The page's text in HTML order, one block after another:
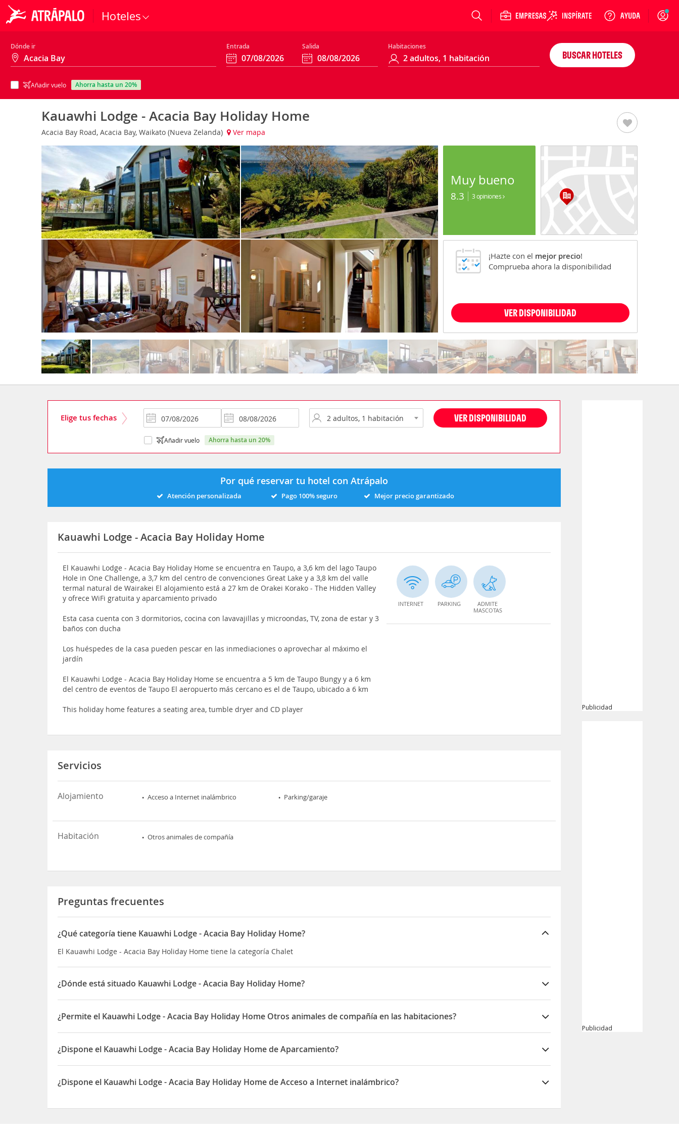
Hoteles Login
Dónde ir Entrada Salida Habitaciones
Añadir vuelo ahorra hasta un 20%
BUSCAR HOTELES
Kauawhi Lodge - Acacia Bay Holiday Home
Acacia Bay Road, Acacia Bay, Waikato (Nueva Zelanda) Ver mapa
Muy bueno
8.3 3 opiniones
¡Hazte con el mejor precio!
Comprueba ahora la disponibilidad
VER DISPONIBILIDAD
Elige tus fechas VER DISPONIBILIDAD
Añadir vuelo ahorra hasta un 20%
Por qué reservar tu hotel con Atrápalo
Atención personalizada Pago 100% seguro Mejor precio garantizado
Kauawhi Lodge - Acacia Bay Holiday Home
El Kauawhi Lodge - Acacia Bay Holiday Home se encuentra en Taupo, a 3,6 km del lago Taupo
Hole in One Challenge, a 3,7 km del centro de convenciones Great Lake y a 3,8 km del valle
termal natural de Wairakei El alojamiento está a 27 km de Orakei Korako - The Hidden Valley
y ofrece WiFi gratuita y aparcamiento privado
Esta casa cuenta con 3 dormitorios, cocina con lavavajillas y microondas, TV, zona de estar y 3
baños con ducha
Los huéspedes de la casa pueden pescar en las inmediaciones o aprovechar al máximo el
jardín
El Kauawhi Lodge - Acacia Bay Holiday Home se encuentra a 5 km de Taupo Bungy y a 6 km
del centro de eventos de Taupo El aeropuerto más cercano es el de Taupo, ubicado a 6 km
This holiday home features a seating area, tumble dryer and CD player
INTERNET PARKING
ADMITE
MASCOTAS
Servicios
Alojamiento Acceso a Internet inalámbrico Parking/garaje
Habitación Otros animales de compañía
Preguntas frecuentes
¿Qué categoría tiene Kauawhi Lodge - Acacia Bay Holiday Home?
El Kauawhi Lodge - Acacia Bay Holiday Home tiene la categoría Chalet
¿Dónde está situado Kauawhi Lodge - Acacia Bay Holiday Home?
El Kauawhi Lodge - Acacia Bay Holiday Home está situado en Acacia Bay Road
¿Permite el Kauawhi Lodge - Acacia Bay Holiday Home Otros animales de compañía en las habitaciones?
Sí, el Kauawhi Lodge - Acacia Bay Holiday Home permite Otros animales de compañía en las habitaciones
¿Dispone el Kauawhi Lodge - Acacia Bay Holiday Home de Aparcamiento?
Sí, el Kauawhi Lodge - Acacia Bay Holiday Home dispone de Aparcamiento
¿Dispone el Kauawhi Lodge - Acacia Bay Holiday Home de Acceso a Internet inalámbrico?
Publicidad
Publicidad